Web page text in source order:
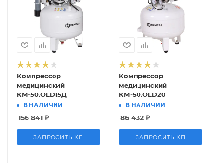
Компрессор
медицинский
КМ-50.OLD15Д
В НАЛИЧИИ
156 841 ₽
ЗАПРОСИТЬ КП
Компрессор
медицинский
КМ-50.OLD20
В НАЛИЧИИ
86 432 ₽
ЗАПРОСИТЬ КП